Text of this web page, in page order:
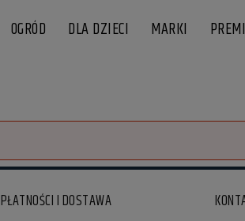
OGRÓD DLA DZIECI MARKI
PŁATNOŚCI I DOSTAWA